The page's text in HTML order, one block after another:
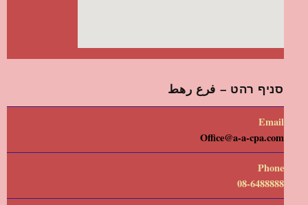
סניף רהט – فرع رهط
Email
Office@a-a-cpa.com
Phone
08-6488888